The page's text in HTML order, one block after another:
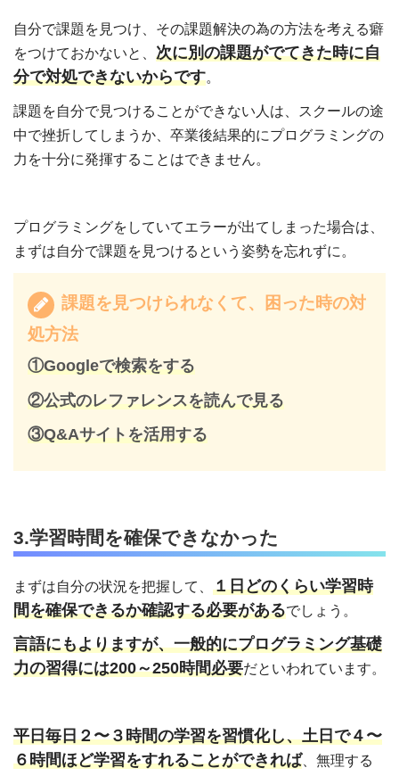
自分で課題を見つけ、その課題解決の為の方法を考える癖
をつけておかないと、 次に別の課題がでてきた時に自
分で対処できないからです。
課題を自分で見つけることができない人は、スクールの途
中で挫折してしまうか、卒業後結果的にプログラミングの
力を十分に発揮することはできません。
プログラミングをしていてエラーが出てしまった場合は、
まずは自分で課題を見つけるという姿勢を忘れずに。
課題を見つけられなくて、困った時の対
処方法
①Googleで検索をする
②公式のレファレンスを読んで見る
③Q&Aサイトを活用する
3.学習時間を確保できなかった
まずは自分の状況を把握して、 １日どのくらい学習時
間を確保できるか確認する必要があるでしょう。
言語にもよりますが、一般的にプログラミング基礎
力の習得には200～250時間必要だといわれています。
平日毎日２〜３時間の学習を習慣化し、土日で４〜
６時間ほど学習をすれることができれば、無理する